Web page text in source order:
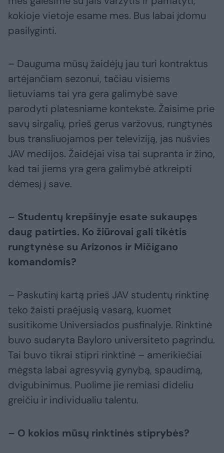
kokioje vietoje esame mes. Bus labai įdomu
pasilyginti.
– Dauguma mūsų žaidėjų jau turi kontraktus
artėjančiam sezonui, tačiau visiems
lietuviams tai yra gera galimybė save
parodyti platesniame kontekste. Žaisime prie
savų sirgalių, prieš gerus varžovus, rungtynės
bus transliuojamos per televiziją, jas nušvies
JAV medijos. Žaidėjai visa tai supranta ir žino,
kad tai jiems yra gera galimybė atkreipti
dėmesį į save.
– Studentų krepšinyje esate sukaupęs
daug patirties. Ko žiūrovai gali tikėtis
rungtynėse su Arizonos ir Mičigano
komandomis?
– Paskutinį kartą prieš JAV studentų rinktinę
teko žaisti praėjusią vasarą, kuomet
susitikome Universiados pusfinalyje. Rinktinė
buvo sudaryta Bayloro universiteto pagrindu.
Tai buvo tikrai stipri rinktinė – amerikiečiai
mėgsta labai agresyvią gynybą, spaudimą,
dvigubinimus. Puolime jie remiasi dideliu
greičiu ir individualiu talentu.
– O kokios mūsų rinktinės stiprybės?